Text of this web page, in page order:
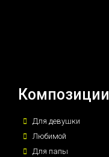
Композиции
Для девушки
Любимой
Для папы